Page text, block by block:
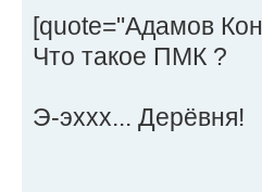
[quote="Адамов
Что такое ПМК ?
Э-эххх... Дерёвня!